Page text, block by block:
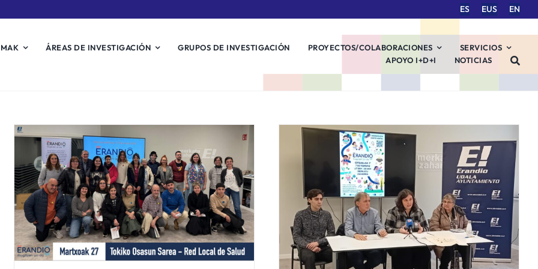
ES EUS EN
ÁREAS DE INVESTIGACIÓN GRUPOS DE INVESTIGACIÓN PROYECTOS/COLABORACIONES
SERVICIOS
APOYO I+D+I
NOTICIAS
Biosistemak y la Comarca de
Uribe-Kosta del
Departamento de Salud
lanzan el proyecto ‘Erandio
mugitzen ari da’